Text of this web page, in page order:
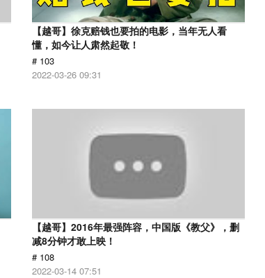
【越哥】徐克赔钱也要拍的电影，当年无人看
懂，如今让人肃然起敬！
# 103
2022-03-26 09:31
【越哥】2016年最强阵容，中国版《教父》，删
减8分钟才敢上映！
# 108
2022-03-14 07:51